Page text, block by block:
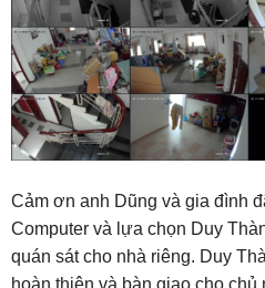
Cảm ơn anh Dũng và gia đình
Computer và lựa chọn Duy
quán sát cho nhà riêng. Duy
hoàn thiện và bàn giao cho chủ